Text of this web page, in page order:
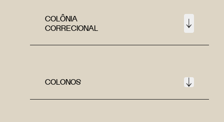
COLÔNIA
CORRECIONAL
COLONOS